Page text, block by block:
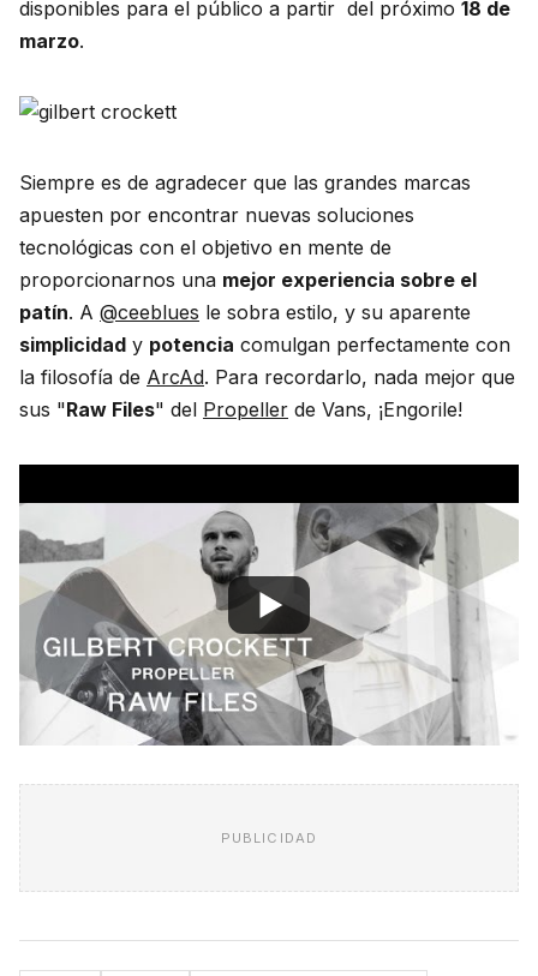
disponibles para el público a partir del próximo 18 de
marzo.
Siempre es de agradecer que las grandes marcas
apuesten por encontrar nuevas soluciones
tecnológicas con el objetivo en mente de
proporcionarnos una mejor experiencia sobre el
patín. A @ceeblues le sobra estilo, y su aparente
simplicidad y potencia comulgan perfectamente con
la filosofía de ArcAd. Para recordarlo, nada mejor que
sus "Raw Files" del Propeller de Vans, ¡Engorile!
PUBLICIDAD